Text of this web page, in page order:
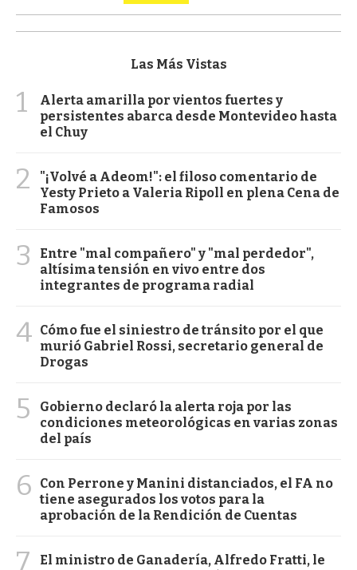
Las Más Vistas
1
Alerta amarilla por vientos fuertes y
persistentes abarca desde Montevideo hasta
el Chuy
2
"¡Volvé a Adeom!": el filoso comentario de
Yesty Prieto a Valeria Ripoll en plena Cena de
Famosos
3
Entre "mal compañero" y "mal perdedor",
altísima tensión en vivo entre dos
integrantes de programa radial
4 Cómo fue el siniestro de tránsito por el que
murió Gabriel Rossi, secretario general de
Drogas
5
Gobierno declaró la alerta roja por las
condiciones meteorológicas en varias zonas
del país
6
Con Perrone y Manini distanciados, el FA no
tiene asegurados los votos para la
aprobación de la Rendición de Cuentas
7
El ministro de Ganadería, Alfredo Fratti, le